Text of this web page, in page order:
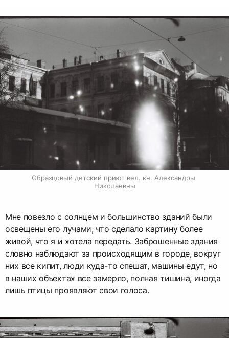
Образцовый детский приют вел. кн. Александры
Николаевны
Мне повезло с солнцем и большинство зданий были
освещены его лучами, что сделало картину более
живой, что я и хотела передать. Заброшенные здания
словно наблюдают за происходящим в городе, вокруг
них все кипит, люди куда-то спешат, машины едут, но
в наших объектах все замерло, полная тишина, иногда
лишь птицы проявляют свои голоса.